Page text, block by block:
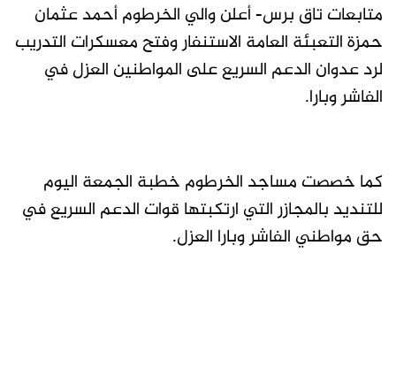
متابعات تاق برس- أعلن والي الخرطوم أحمد عثمان
حمزة التعبئة العامة الاستنفار وفتح معسكرات التدريب
لرد عدوان الدعم السريع على المواطنين العزل في
الفاشر وبارا.
كما خصصت مساجد الخرطوم خطبة الجمعة اليوم
للتنديد بالمجازر التي ارتكبتها قوات الدعم السريع في
حق مواطني الفاشر وبارا العزل.